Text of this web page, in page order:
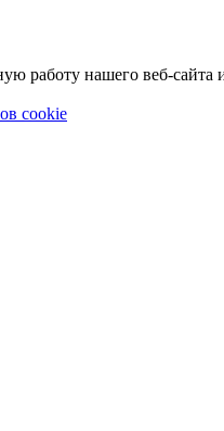
работу нашего веб-сайта
cookie